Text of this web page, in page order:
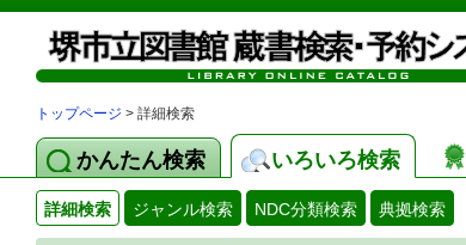
トップページ > 詳細検索
かんたん検索 いろいろ検索
詳細検索 ジャンル検索 NDC分類検索 典拠検索